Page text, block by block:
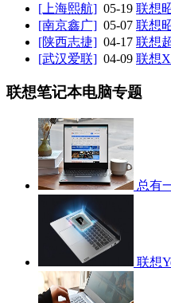
[上海熙航] 05-19 联想
[南京鑫广] 05-07 联想
[陕西志捷] 04-17 联想
[武汉爱联] 04-09 联想
联想笔记本电脑专题
总有
联想